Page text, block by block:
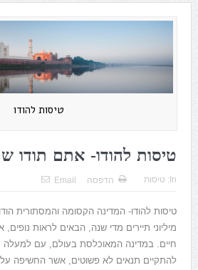
טיסות להודו
טיסות להודו- אתם תודו
In: טיסות הדפסה Email
טיסות להודו- המדינה הקסומה והמסתורית
מיליוני תיירים מדי שנה, הבאים לראות נופים,
חיים. במדינה המאוכלסת בעולם, עם למעלה
להתקיים תנאים לא פשוטים, אשר החשיפה